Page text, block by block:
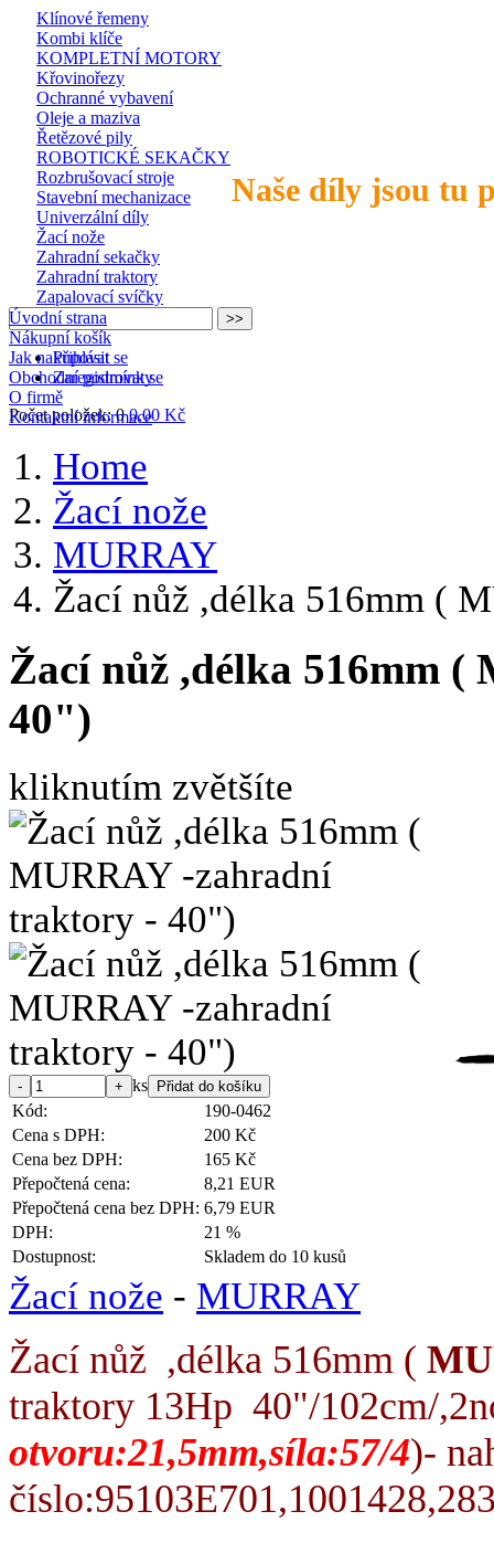
Naše díly jsou tu
Klínové řemeny
Kombi klíče
KOMPLETNÍ MOTORY
Křovinořezy
Ochranné vybavení
Oleje a maziva
Řetězové pily
ROBOTICKÉ SEKAČKY
Rozbrušovací stroje
Stavební mechanizace
Univerzální díly
Žací nože
Zahradní sekačky
Zahradní traktory
Zapalovací svíčky
Přihlásit se
Zaregistrovat se
Počet položek: 0 0,00 Kč
Úvodní strana
Nákupní košík
Jak nakupovat
Obchodní podmínky
O firmě
Kontaktní informace
Home
Žací nože
MURRAY
Žací nůž ,délka 516mm (
Žací nůž ,délka 516mm
40")
kliknutím zvětšíte
ks
Kód:
190-0462
Cena s DPH:
200 Kč
Cena bez DPH:
165 Kč
Přepočtená cena:
8,21 EUR
Přepočtená cena bez DPH: 6,79 EUR
DPH:
21 %
Dostupnost:
Skladem do 10 kusů
Žací nože - MURRAY
Žací nůž ,délka 516mm (
traktory 13Hp 40"/102cm/
otvoru:21,5mm,síla:57/4)-